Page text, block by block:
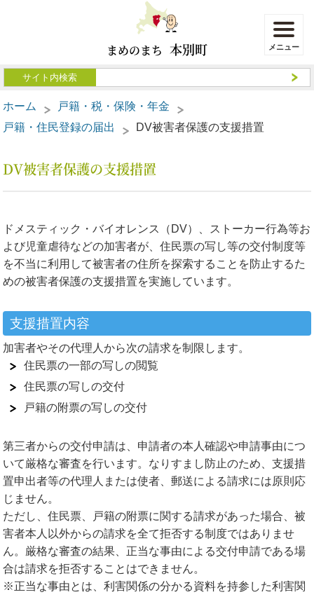
まめのまち 本別町
ホーム
戸籍・税・保険・年金
戸籍・住民登録の届出
DV被害者保護の支援措置
DV被害者保護の支援措置
ドメスティック・バイオレンス（DV）、ストーカー行為等お
よび児童虐待などの加害者が、住民票の写し等の交付制度等
を不当に利用して被害者の住所を探索することを防止するた
めの被害者保護の支援措置を実施しています。
支援措置内容
加害者やその代理人から次の請求を制限します。
住民票の一部の写しの閲覧
住民票の写しの交付
戸籍の附票の写しの交付
第三者からの交付申請は、申請者の本人確認や申請事由につ
いて厳格な審査を行います。なりすまし防止のため、支援措
置申出者等の代理人または使者、郵送による請求には原則応
じません。
ただし、住民票、戸籍の附票に関する請求があった場合、被
害者本人以外からの請求を全て拒否する制度ではありませ
ん。厳格な審査の結果、正当な事由による交付申請である場
合は請求を拒否することはできません。
※正当な事由とは、利害関係の分かる資料を持参した利害関